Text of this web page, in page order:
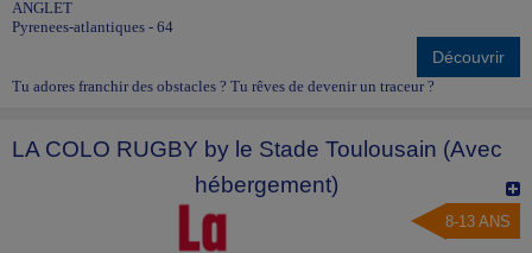
ANGLET
Pyrenees-atlantiques - 64
Découvrir
Tu adores franchir des obstacles ? Tu rêves de devenir un traceur ?
LA COLO RUGBY by le Stade Toulousain (Avec
hébergement)
8-13 ANS